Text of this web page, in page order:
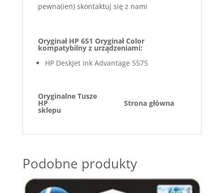
pewna(ien) skontaktuj się z nami
Oryginał HP 651 Oryginał Color
kompatybilny z urządzeniami:
HP DeskJet Ink Advantage 5575
Oryginalne Tusze
HP Strona główna
sklepu
Podobne produkty